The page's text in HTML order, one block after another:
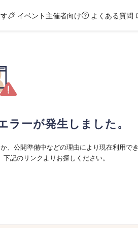
イベント主催者向け よくある質問
ラーが発生しました。
、公開準備中などの理由により現在利用でき
記のリンクよりお探しください。